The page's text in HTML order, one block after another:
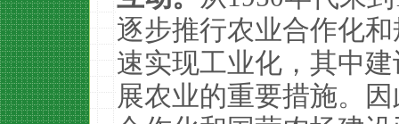
逐步推行农业合作化
速实现工业化，其中
展农业的重要措施。